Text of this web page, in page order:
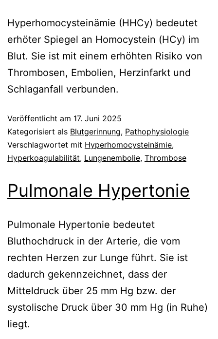
Hyperhomocysteinämie (HHCy) bedeutet
erhöter Spiegel an Homocystein (HCy) im
Blut. Sie ist mit einem erhöhten Risiko von
Thrombosen, Embolien, Herzinfarkt und
Schlaganfall verbunden.
Veröffentlicht am 17. Juni 2025
Kategorisiert als Blutgerinnung, Pathophysiologie
Verschlagwortet mit Hyperhomocysteinämie,
Hyperkoagulabilität, Lungenembolie, Thrombose
Pulmonale Hypertonie
Pulmonale Hypertonie bedeutet
Bluthochdruck in der Arterie, die vom
rechten Herzen zur Lunge führt. Sie ist
dadurch gekennzeichnet, dass der
Mitteldruck über 25 mm Hg bzw. der
systolische Druck über 30 mm Hg (in Ruhe)
liegt.